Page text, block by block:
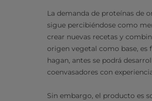
La demanda de proteínas de
sigue percibiéndose como
crear nuevas recetas y
origen vegetal como base, es
hagan, antes se podrá
coenvasadores con
Sin embargo, el producto es